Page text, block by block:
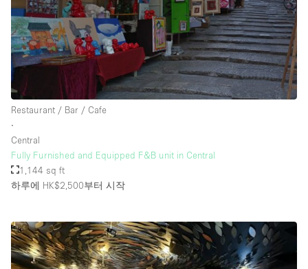
Restaurant / Bar / Cafe
∙
Central
Fully Furnished and Equipped F&B unit in Central
1,144 sq ft
하루에 HK$2,500부터 시작